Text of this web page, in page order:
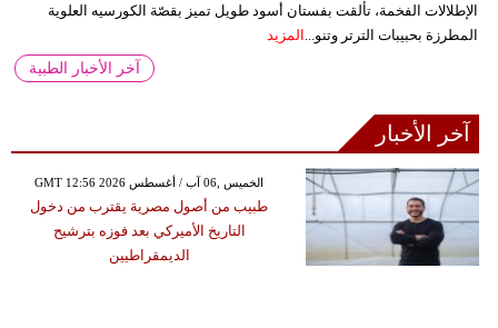
الإطلالات الفخمة، تألقت بفستان أسود طويل تميز بقصّة الكورسيه العلوية
المطرزة بحبيبات الترتر وتنو... المزيد
آخر الأخبار الطبية
آخر الأخبار
GMT 12:56 2026 الخميس ,06 آب / أغسطس
طبيب من أصول مصرية يقترب من دخول
التاريخ الأميركي بعد فوزه بترشيح
الديمقراطيين